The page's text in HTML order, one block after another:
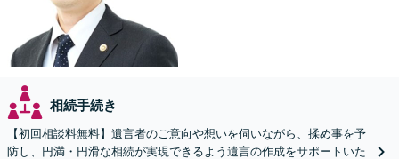
相続手続き
【初回相談料無料】遺言者のご意向や想いを伺いながら、揉め事を予
防し、円満・円滑な相続が実現できるよう遺言の作成をサポートいた